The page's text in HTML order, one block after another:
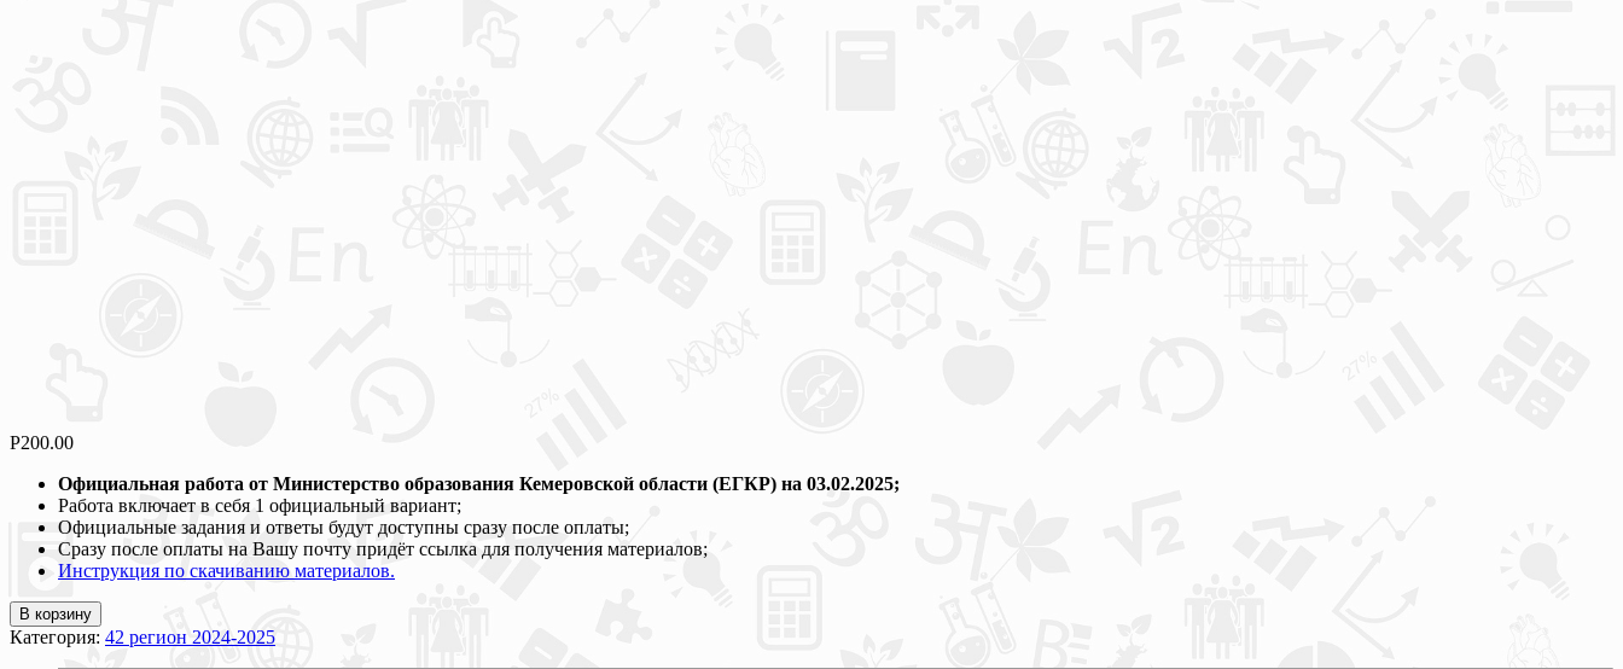
Р200.00
Официальная работа от Министерство образования Кемеровской области (ЕГКР) на 03.02.2025;
Работа включает в себя 1 официальный вариант;
Официальные задания и ответы будут доступны сразу после оплаты;
Сразу после оплаты на Вашу почту придёт ссылка для получения материалов;
Инструкция по скачиванию материалов.
В корзину
Категория: 42 регион 2024-2025